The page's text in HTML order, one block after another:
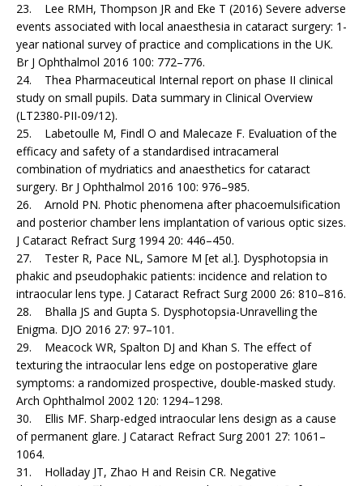
23. Lee RMH, Thompson JR and Eke T (2016) Severe adverse
events associated with local anaesthesia in cataract surgery: 1-
year national survey of practice and complications in the UK.
Br J Ophthalmol 2016 100: 772–776.
24. Thea Pharmaceutical Internal report on phase II clinical
study on small pupils. Data summary in Clinical Overview
(LT2380-PII-09/12).
25. Labetoulle M, Findl O and Malecaze F. Evaluation of the
efficacy and safety of a standardised intracameral
combination of mydriatics and anaesthetics for cataract
surgery. Br J Ophthalmol 2016 100: 976–985.
26. Arnold PN. Photic phenomena after phacoemulsifica­tion
and posterior chamber lens implantation of various optic sizes.
J Cataract Refract Surg 1994 20: 446–450.
27. Tester R, Pace NL, Samore M [et al.]. Dysphotopsia in
phakic and pseudophakic patients: incidence and relation to
intraocular lens type. J Cataract Refract Surg 2000 26: 810–816.
28. Bhalla JS and Gupta S. Dysphotopsia-Unravelling the
Enigma. DJO 2016 27: 97–101.
29. Meacock WR, Spalton DJ and Khan S. The effect of
texturing the intraocular lens edge on postoperative glare
symptoms: a randomized prospective, double-masked study.
Arch Ophthalmol 2002 120: 1294–1298.
30. Ellis MF. Sharp-edged intraocular lens design as a cause
of permanent glare. J Cataract Refract Surg 2001 27: 1061–
1064.
31. Holladay JT, Zhao H and Reisin CR. Negative